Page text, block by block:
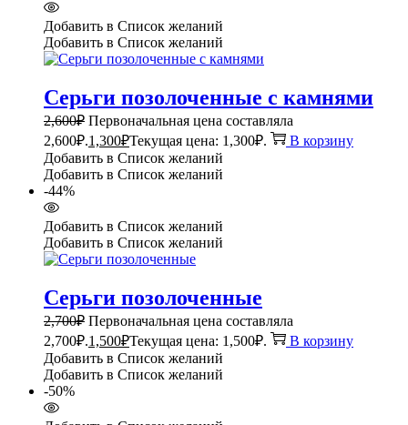
Добавить в Список желаний
Добавить в Список желаний
Серьги позолоченные с камнями
2,600₽ Первоначальная цена составляла
2,600₽.1,300₽Текущая цена: 1,300₽.
В корзину
Добавить в Список желаний
Добавить в Список желаний
-44%
Добавить в Список желаний
Добавить в Список желаний
Серьги позолоченные
2,700₽ Первоначальная цена составляла
2,700₽.1,500₽Текущая цена: 1,500₽.
В корзину
Добавить в Список желаний
Добавить в Список желаний
-50%